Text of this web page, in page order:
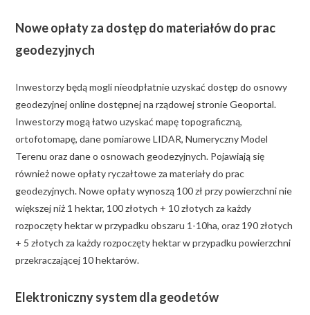
Nowe opłaty za dostęp do materiałów do prac
geodezyjnych
Inwestorzy będą mogli nieodpłatnie uzyskać dostęp do osnowy
geodezyjnej online dostępnej na rządowej stronie Geoportal.
Inwestorzy mogą łatwo uzyskać mapę topograficzną,
ortofotomapę, dane pomiarowe LIDAR, Numeryczny Model
Terenu oraz dane o osnowach geodezyjnych. Pojawiają się
również nowe opłaty ryczałtowe za materiały do prac
geodezyjnych. Nowe opłaty wynoszą 100 zł przy powierzchni nie
większej niż 1 hektar, 100 złotych + 10 złotych za każdy
rozpoczęty hektar w przypadku obszaru 1-10ha, oraz 190 złotych
+ 5 złotych za każdy rozpoczęty hektar w przypadku powierzchni
przekraczającej 10 hektarów.
Elektroniczny system dla geodetów